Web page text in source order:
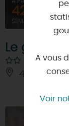
420€
SEMAINE (MEUBLÉ)
Le grand
45370 -
A vous
Voir